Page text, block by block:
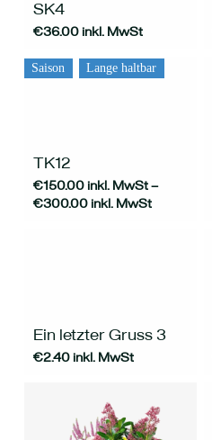
SK4
€36.00 inkl. MwSt
Saison Lange haltbar
mehrere
auf.
Die
TK12
€150.00 inkl. MwSt–
€300.00 inkl. MwSt
Ein letzter Gruss 3
€2.40 inkl. MwSt